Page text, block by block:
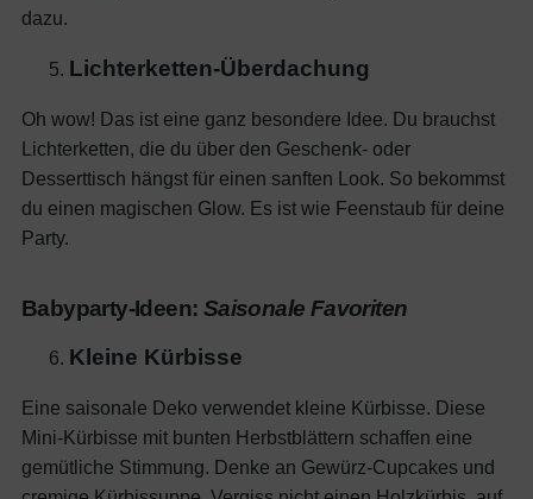
dazu.
Lichterketten-Überdachung
Oh wow! Das ist eine ganz besondere Idee. Du brauchst
Lichterketten, die du über den Geschenk- oder
Desserttisch hängst für einen sanften Look. So bekommst
du einen magischen Glow. Es ist wie Feenstaub für deine
Party.
Babyparty-Ideen: Saisonale Favoriten
Kleine Kürbisse
Eine saisonale Deko verwendet kleine Kürbisse. Diese
Mini-Kürbisse mit bunten Herbstblättern schaffen eine
gemütliche Stimmung. Denke an Gewürz-Cupcakes und